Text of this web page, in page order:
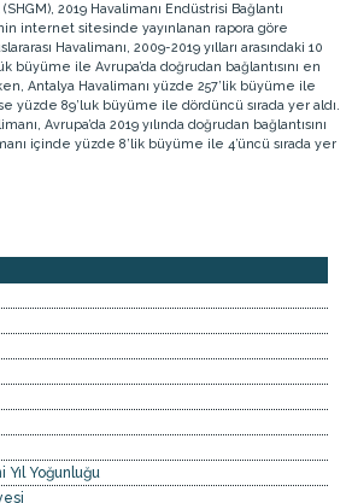
2019 Havalimanı Endüstrisi Bağlantı
internet sitesinde yayınlanan rapora göre
Havalimanı, 2009-2019 yılları arasındaki 10
büyüme ile Avrupa’da doğrudan bağlantısını en
Antalya Havalimanı yüzde 257’lik büyüme ile
yüzde 89’luk büyüme ile dördüncü sırada yer aldı.
Avrupa’da 2019 yılında doğrudan bağlantısını
içinde yüzde 8’lik büyüme ile 4’üncü sırada yer
Yıl Yoğunluğu